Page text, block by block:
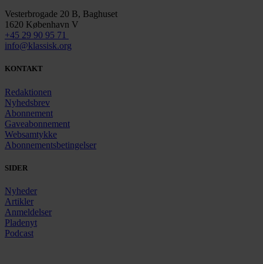
Vesterbrogade 20 B, Baghuset
1620 København V
+45 29 90 95 71
info@klassisk.org
KONTAKT
Redaktionen
Nyhedsbrev
Abonnement
Gaveabonnement
Websamtykke
Abonnementsbetingelser
SIDER
Nyheder
Artikler
Anmeldelser
Pladenyt
Podcast